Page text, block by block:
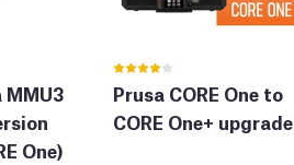
MMU3
One)
Prusa CORE One to
CORE One+ upgrade